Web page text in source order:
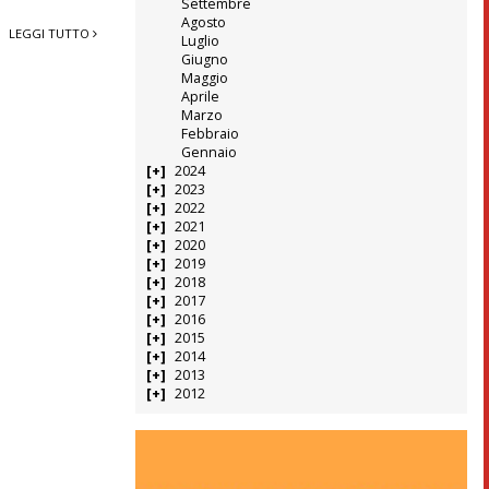
LEGGI TUTTO
Settembre
Agosto
Luglio
Giugno
Maggio
Aprile
Marzo
Febbraio
Gennaio
2024
2023
2022
2021
2020
2019
2018
2017
2016
2015
2014
2013
2012